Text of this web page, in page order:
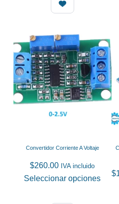
Convertidor Corriente A Voltaje
$260.00 IVA incluido
Seleccionar opcionesEste
$